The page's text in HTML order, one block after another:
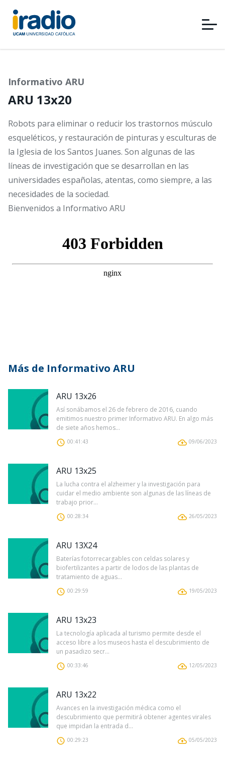
Pasar
contenido
principal
Informativo ARU
ARU 13x20
Robots para eliminar o reducir los trastornos músculo
esqueléticos, y restauración de pinturas y esculturas de
la Iglesia de los Santos Juanes. Son algunas de las
líneas de investigación que se desarrollan en las
universidades españolas, atentas, como siempre, a las
necesidades de la sociedad.
Bienvenidos a Informativo ARU
Más de Informativo ARU
ARU 13x26
Así sonábamos el 26 de febrero de 2016, cuando
emitimos nuestro primer Informativo ARU. En algo más
de siete años hemos...
00:41:43 09/06/2023
ARU 13x25
La lucha contra el alzheimer y la investigación para
cuidar el medio ambiente son algunas de las líneas de
trabajo prior...
00:28:34 26/05/2023
ARU 13X24
Baterías fotorrecargables con celdas solares y
biofertilizantes a partir de lodos de las plantas de
tratamiento de aguas...
00:29:59 19/05/2023
ARU 13x23
La tecnología aplicada al turismo permite desde el
acceso libre a los museos hasta el descubrimiento de
un pasadizo secr...
00:33:46 12/05/2023
ARU 13x22
Avances en la investigación médica como el
descubrimiento que permitirá obtener agentes virales
que impidan la entrada d...
00:29:23 05/05/2023